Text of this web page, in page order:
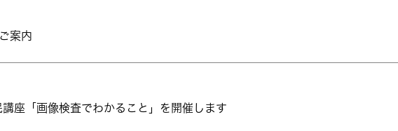
案内
座「画像検査でわかること」を開催します